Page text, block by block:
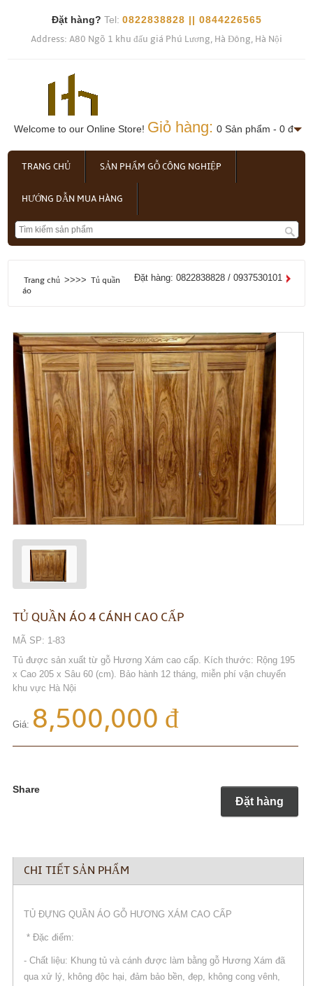
Đặt hàng? Tel: 0822838828 || 0844226565
Address: A80 Ngõ 1 khu đấu giá Phú Lương, Hà Đông, Hà Nội
Welcome to our Online Store! Giỏ hàng: 0 Sản phẩm - 0 đ
TRANG CHỦ SẢN PHẨM GỖ CÔNG NGHIỆP
HƯỚNG DẪN MUA HÀNG
Trang chủ >>>> Tủ quần
áo
Đặt hàng: 0822838828 / 0937530101
TỦ QUẦN ÁO 4 CÁNH CAO CẤP
MÃ SP: 1-83
Tủ được sản xuất từ gỗ Hương Xám cao cấp. Kích thước: Rộng 195
x Cao 205 x Sâu 60 (cm). Bảo hành 12 tháng, miễn phí vận chuyển
khu vực Hà Nội
Giá: 8,500,000 đ
Share
Đặt hàng
CHI TIẾT SẢN PHẨM
TỦ ĐỰNG QUẦN ÁO GỖ HƯƠNG XÁM CAO CẤP
* Đặc điểm:
- Chất liệu: Khung tủ và cánh được làm bằng gỗ Hương Xám đã
qua xử lý, không độc hại, đảm bảo bền, đẹp, không cong vênh,